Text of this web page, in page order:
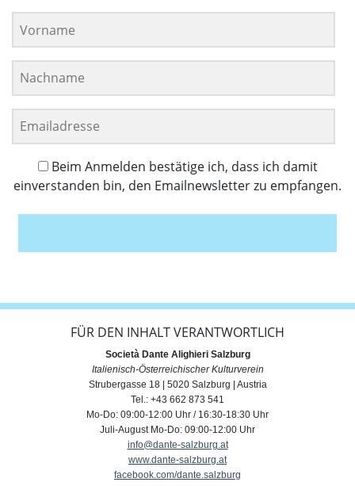
Beim Anmelden bestätige ich, dass ich damit
einverstanden bin, den Emailnewsletter zu empfangen.
FÜR DEN INHALT VERANTWORTLICH
Società Dante Alighieri Salzburg
Italienisch-Österreichischer Kulturverein
Strubergasse 18 | 5020 Salzburg | Austria
Tel.: +43 662 873 541
Mo-Do: 09:00-12:00 Uhr / 16:30-18:30 Uhr
Juli-August Mo-Do: 09:00-12:00 Uhr
info@dante-salzburg.at
www.dante-salzburg.at
facebook.com/dante.salzburg